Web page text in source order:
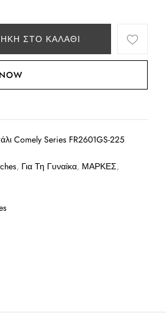
ΣΤΟ ΚΑΛΆΘΙ
Comely Series FR2601GS-225
, Για Τη Γυναίκα, ΜΑΡΚΕΣ,